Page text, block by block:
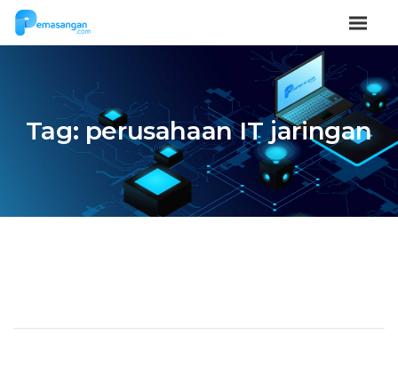
Tag: perusahaan IT jaringan